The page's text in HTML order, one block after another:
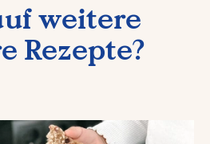
weitere
Rezepte?